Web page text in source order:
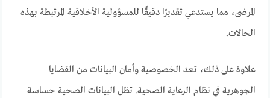
المرضى، مما يستدعي تقديرًا دقيقًا للمسؤولية الأخلاقية المرتبطة بهذه
الحالات.
علاوة على ذلك، تعد الخصوصية وأمان البيانات من القضايا
الجوهرية في نظام الرعاية الصحية. تظل البيانات الصحية حساسة